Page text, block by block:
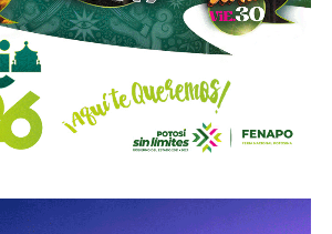
Es decir:antes de cobrar por
Slim ya había cobrado por
Empresas ICA
(50.999% del
mayor), no es de Slim (o no del todo).
para la revistaProceso(15 de
actas de asamblea y registros